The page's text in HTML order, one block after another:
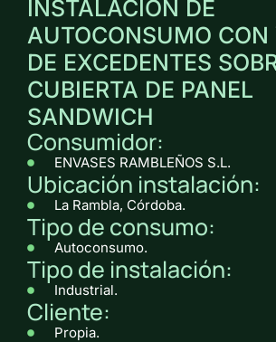
INSTALACIÓN DE
AUTOCONSUMO CON
DE EXCEDENTES
CUBIERTA DE PANEL
SANDWICH
Consumidor:
ENVASES RAMBLEÑOS S.L.
Ubicación instalación:
La Rambla, Córdoba.
Tipo de consumo:
Autoconsumo.
Tipo de instalación:
Industrial.
Cliente:
Propia.